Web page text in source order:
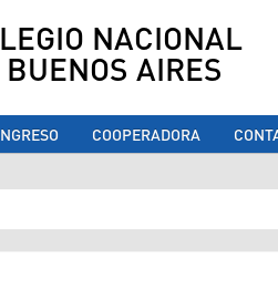
NACIONAL
BUENOS AIRES
COOPERADORA
aquí